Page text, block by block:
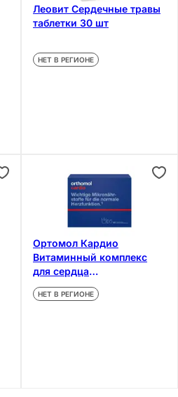
Леовит Сердечные травы
таблетки 30 шт
НЕТ В РЕГИОНЕ
Ортомол Кардио
Витаминный комплекс
для сердца
порошок+таблетки+капсу
лы 30 шт
НЕТ В РЕГИОНЕ